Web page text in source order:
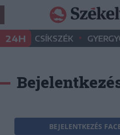
24H CSÍKSZÉK •
BEJELENTKEZÉS